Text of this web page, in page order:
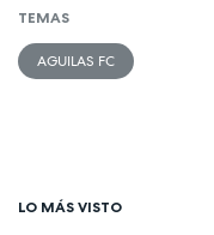
TEMAS
AGUILAS FC
LO MÁS VISTO